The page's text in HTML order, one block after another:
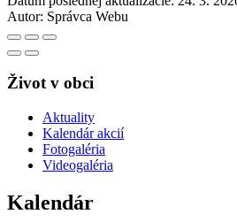
Autor: Správca Webu
Život v obci
Aktuality
Kalendár akcií
Fotogaléria
Videogaléria
Kalendár